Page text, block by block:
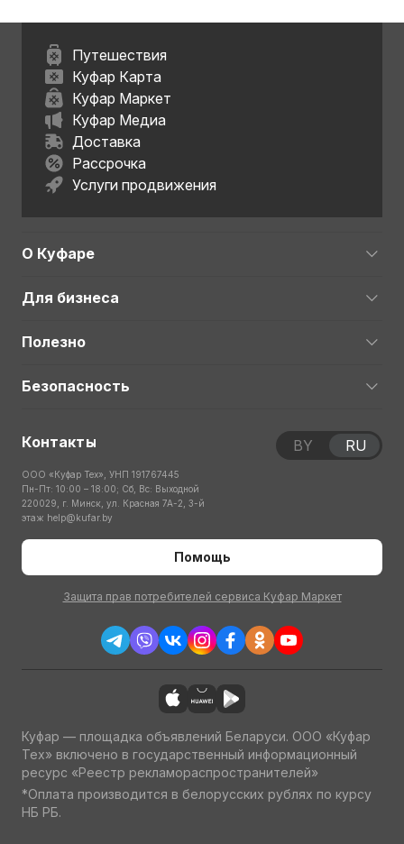
Путешествия
Куфар Карта
Куфар Маркет
Куфар Медиа
Доставка
Рассрочка
Услуги продвижения
О Куфаре
Для бизнеса
Полезно
Безопасность
Контакты
ООО «Куфар Тех», УНП 191767445
Пн-Пт: 10:00 – 18:00; Сб, Вс: Выходной
220029, г. Минск, ул. Красная 7А-2, 3-й
этаж help@kufar.by
Помощь
Защита прав потребителей сервиса Куфар Маркет
BY RU
Куфар — площадка объявлений Беларуси. ООО «Куфар
Тех» включено в государственный информационный
ресурс «Реестр рекламораспространителей»
*Оплата производится в белорусских рублях по курсу
НБ РБ.